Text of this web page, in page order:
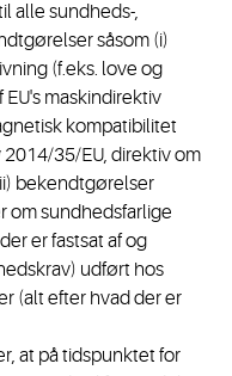
alle sundheds-,
såsom (i)
(f.eks. love og
maskindirektiv
kompatibilitet
35/EU, direktiv om
bekendtgørelser
om sundhedsfarlige
er fastsat af og
udført hos
(alt efter hvad der er
at på tidspunktet for